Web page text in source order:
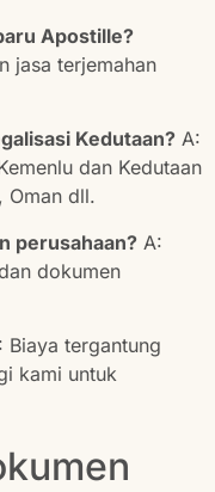
Apostille?
jasa terjemahan
Kedutaan? A:
dan Kedutaan
Oman dll.
perusahaan? A:
dokumen
Biaya tergantung
kami untuk